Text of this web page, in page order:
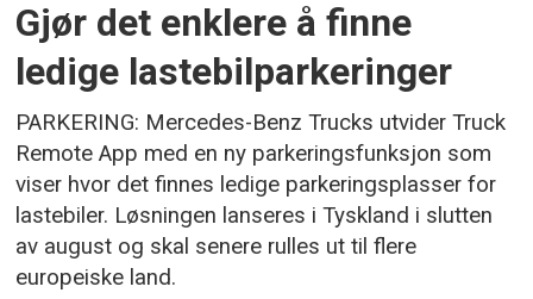
Gjør det enklere å finne
ledige lastebilparkeringer
PARKERING: Mercedes-Benz Trucks utvider Truck
Remote App med en ny parkeringsfunksjon som
viser hvor det finnes ledige parkeringsplasser for
lastebiler. Løsningen lanseres i Tyskland i slutten
av august og skal senere rulles ut til flere
europeiske land.